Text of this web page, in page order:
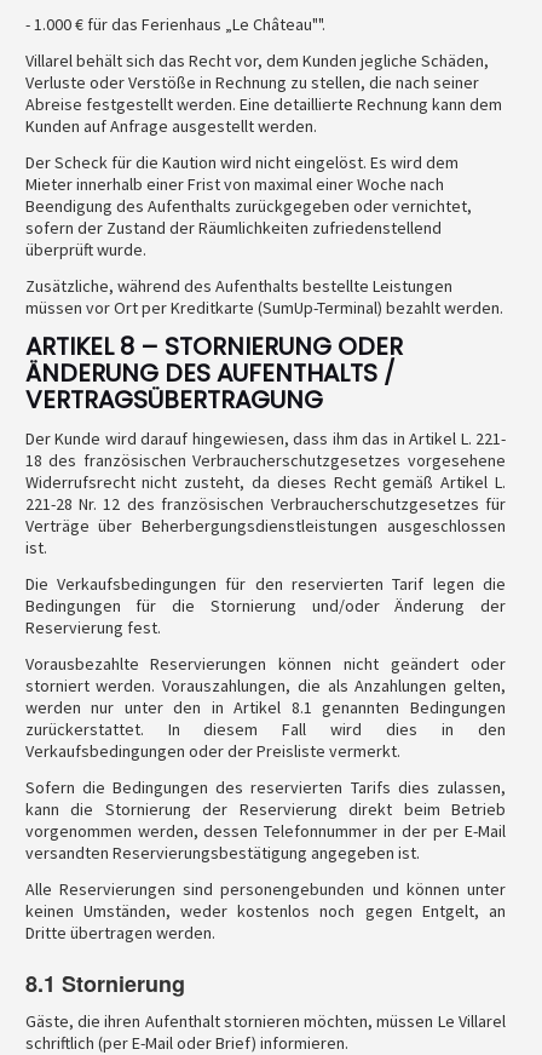
- 1.000 € für das Ferienhaus „Le Château"".
Villarel behält sich das Recht vor, dem Kunden jegliche Schäden,
Verluste oder Verstöße in Rechnung zu stellen, die nach seiner
Abreise festgestellt werden. Eine detaillierte Rechnung kann dem
Kunden auf Anfrage ausgestellt werden.
Der Scheck für die Kaution wird nicht eingelöst. Es wird dem
Mieter innerhalb einer Frist von maximal einer Woche nach
Beendigung des Aufenthalts zurückgegeben oder vernichtet,
sofern der Zustand der Räumlichkeiten zufriedenstellend
überprüft wurde.
Zusätzliche, während des Aufenthalts bestellte Leistungen
müssen vor Ort per Kreditkarte (SumUp-Terminal) bezahlt werden.
ARTIKEL 8 – STORNIERUNG ODER
ÄNDERUNG DES AUFENTHALTS /
VERTRAGSÜBERTRAGUNG
Der Kunde wird darauf hingewiesen, dass ihm das in Artikel L. 221-
18 des französischen Verbraucherschutzgesetzes vorgesehene
Widerrufsrecht nicht zusteht, da dieses Recht gemäß Artikel L.
221-28 Nr. 12 des französischen Verbraucherschutzgesetzes für
Verträge über Beherbergungsdienstleistungen ausgeschlossen
ist.
Die Verkaufsbedingungen für den reservierten Tarif legen die
Bedingungen für die Stornierung und/oder Änderung der
Reservierung fest.
Vorausbezahlte Reservierungen können nicht geändert oder
storniert werden. Vorauszahlungen, die als Anzahlungen gelten,
werden nur unter den in Artikel 8.1 genannten Bedingungen
zurückerstattet. In diesem Fall wird dies in den
Verkaufsbedingungen oder der Preisliste vermerkt.
Sofern die Bedingungen des reservierten Tarifs dies zulassen,
kann die Stornierung der Reservierung direkt beim Betrieb
vorgenommen werden, dessen Telefonnummer in der per E-Mail
versandten Reservierungsbestätigung angegeben ist.
Alle Reservierungen sind personengebunden und können unter
keinen Umständen, weder kostenlos noch gegen Entgelt, an
Dritte übertragen werden.
8.1 Stornierung
Gäste, die ihren Aufenthalt stornieren möchten, müssen Le Villarel
schriftlich (per E-Mail oder Brief) informieren.